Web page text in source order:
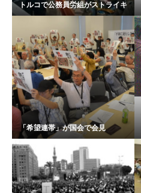
トルコで公務員労組がストライキ
「希望連帯」が国会で会見